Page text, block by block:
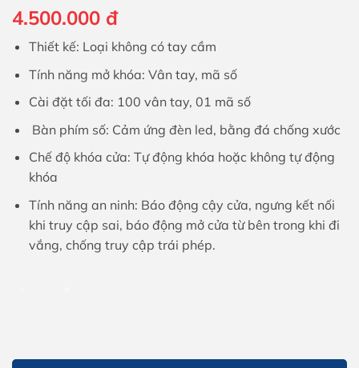
4.500.000 đ
Thiết kế: Loại không có tay cầm
Tính năng mở khóa: Vân tay, mã số
Cài đặt tối đa: 100 vân tay, 01 mã số
Bàn phím số: Cảm ứng đèn led, bằng đá chống xước
Chế độ khóa cửa: Tự động khóa hoặc không tự động
khóa
Tính năng an ninh: Báo động cậy cửa, ngưng kết nối
khi truy cập sai, báo động mở cửa từ bên trong khi đi
vắng, chống truy cập trái phép.